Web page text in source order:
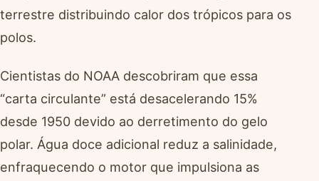
terrestre distribuindo calor dos trópicos para os
polos.
Cientistas do NOAA descobriram que essa
“carta circulante” está desacelerando 15%
desde 1950 devido ao derretimento do gelo
polar. Água doce adicional reduz a salinidade,
enfraquecendo o motor que impulsiona as